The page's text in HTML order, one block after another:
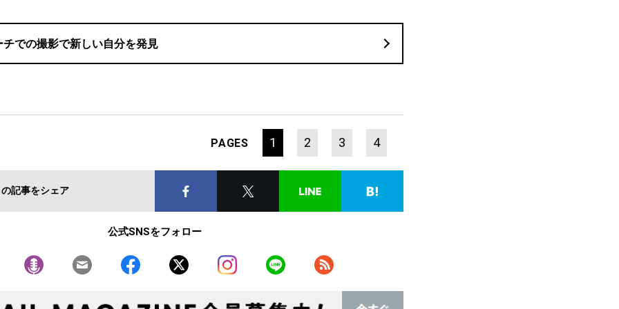
チでの撮影で新しい自分を発見
PAGES 1 2 3 4
記事をシェア
公式SNSをフォロー